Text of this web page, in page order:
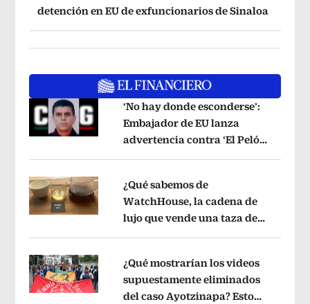
detención en EU de exfuncionarios de Sinaloa
Opens in new window
‘No hay donde esconderse’:
Embajador de EU lanza
advertencia contra ‘El Pelón’,
Opens in new window
¿Qué sabemos de
WatchHouse, la cadena de
lujo que vende una taza de
Opens in new window
¿Qué mostrarían los videos
supuestamente eliminados
del caso Ayotzinapa? Esto